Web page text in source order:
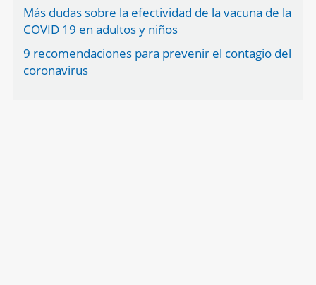
Más dudas sobre la efectividad de la vacuna de la
COVID 19 en adultos y niños
9 recomendaciones para prevenir el contagio del
coronavirus